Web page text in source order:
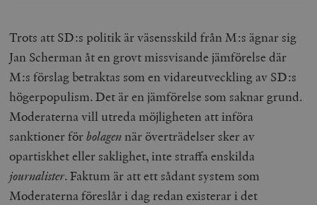
Trots att SD:s politik är väsensskild från M:s ägnar sig
Jan Scherman åt en grovt missvisande jämförelse där
M:s förslag betraktas som en vidareutveckling av SD:s
högerpopulism. Det är en jämförelse som saknar grund.
Moderaterna vill utreda möjligheten att införa
sanktioner förbolagennär överträdelser sker av
opartiskhet eller saklighet, inte straffa enskilda
journalister. Faktum är att ett sådant system som
Moderaterna föreslår i dag redan existerar i det